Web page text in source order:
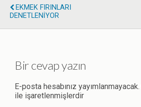
EKMEK FIRINLARI
DENETLENİYOR
Bir cevap yazın
E-posta hesabınız yayımlanmayacak.
ile işaretlenmişlerdir